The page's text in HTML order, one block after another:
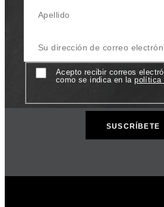
Consentimiento
Acepto recibir correos
como se indica en lapolítica